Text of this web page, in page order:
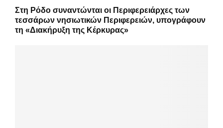
Στη Ρόδο συναντώνται οι Περιφερειάρχες των
τεσσάρων νησιωτικών Περιφερειών, υπογράφουν
τη «Διακήρυξη της Κέρκυρας»